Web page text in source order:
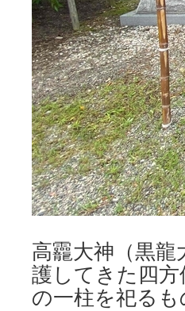
高龗大神（黒
護してきた四
の一柱を祀るも